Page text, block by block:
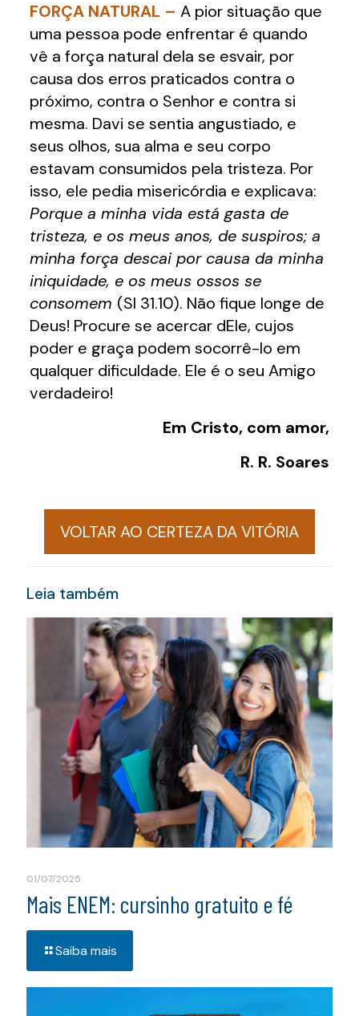
FORÇA NATURAL – A pior situação que
uma pessoa pode enfrentar é quando
vê a força natural dela se esvair, por
causa dos erros praticados contra o
próximo, contra o Senhor e contra si
mesma. Davi se sentia angustiado, e
seus olhos, sua alma e seu corpo
estavam consumidos pela tristeza. Por
isso, ele pedia misericórdia e explicava:
Porque a minha vida está gasta de
tristeza, e os meus anos, de suspiros; a
minha força descai por causa da minha
iniquidade, e os meus ossos se
consomem (Sl 31.10). Não fique longe de
Deus! Procure se acercar dEle, cujos
poder e graça podem socorrê-lo em
qualquer dificuldade. Ele é o seu Amigo
verdadeiro!
Em Cristo, com amor,
R. R. Soares
VOLTAR AO CERTEZA DA VITÓRIA
Leia também
01/07/2025
Mais ENEM: cursinho gratuito e fé
Saiba mais